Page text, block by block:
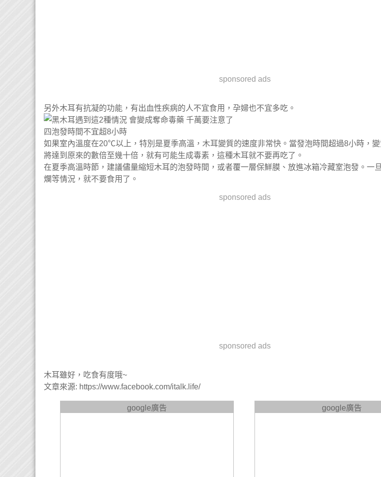
sponsored ads
另外木耳有抗凝的功能，有出血性疾病的人不宜食用，孕婦也不宜多吃。
四泡發時間不宜超8小時
如果室內溫度在20℃以上，特別是夏季高溫，木耳變質的速度非常快。當發泡時間超過8小時，
將達到原來的數倍至幾十倍，就有可能生成毒素，這種木耳就不要再吃了。
在夏季高溫時節，建議儘量縮短木耳的泡發時間，或者覆一層保鮮膜、放進冰箱冷藏室泡發。一
爛等情況，就不要食用了。
sponsored ads
sponsored ads
木耳雖好，吃食有度哦~
文章來源: https://www.facebook.com/italk.life/
google廣告 google廣告